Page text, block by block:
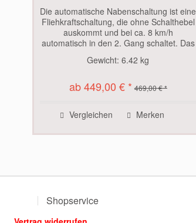
Die automatische Nabenschaltung ist eine
Fliehkraftschaltung, die ohne Schalthebel
auskommt und bei ca. 8 km/h
automatisch in den 2. Gang schaltet. Das
Unterschreitung der ca. 8 km/h und
Gewicht: 6.42 kg
ab 449,00 € * 469,00 € *
Vergleichen Merken
Shopservice